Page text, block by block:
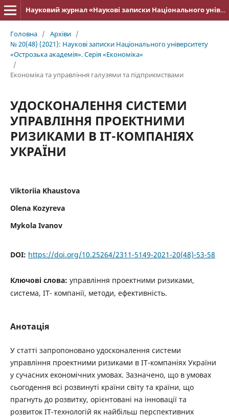
Науковий журнал «Наукові записки Національного університету «Острозька академія»: серія «Економіка»
Головна / Архіви /
№ 20(48) (2021): Наукові записки Національного університету
«Острозька академія». Серія «Економіка»
/
Економіка та управління галузями та підприємствами
УДОСКОНАЛЕННЯ СИСТЕМИ
УПРАВЛІННЯ ПРОЕКТНИМИ
РИЗИКАМИ В ІТ-КОМПАНІЯХ
УКРАЇНИ
Viktoriia Khaustova
Olena Kozyreva
Mykola Ivanov
DOI: https://doi.org/10.25264/2311-5149-2021-20(48)-53-58
Ключові слова: управління проектними ризиками,
система, ІТ- компанії, методи, ефективність.
Анотація
У статті запропоновано удосконалення системи
управління проектними ризиками в ІТ-компаніях України
у сучасних економічних умовах. Зазначено, що в умовах
сьогодення всі розвинуті країни світу та країни, що
прагнуть до розвитку, орієнтовані на інновації та
розвиток ІТ-технологій як найбільш перспективних